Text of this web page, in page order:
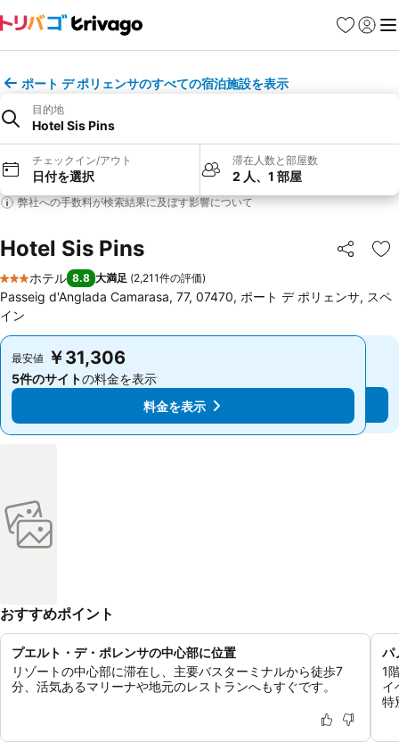
お気に入り
ログイ
メ
ポート デ ポリェンサのすべての宿泊施設を表示
目的地
Hotel Sis Pins
チェックイン/アウト
日付を選択
滞在人数と部屋数
2 人、1 部屋
弊社への手数料が検索結果に及ぼす影響について
Hotel Sis Pins シェア
お
3 ホテルのランク
ホテル 8.8 大満足 (2,211件の評価)
Passeig d'Anglada Camarasa, 77, 07470, ポート デ ポリェンサ, スペ
イン
最安値 ￥31,306
5件のサイトの料金を表示
料金を表示
最安値 ￥31,306
5件のサイトの料金を表示
料金を表示
おすすめポイント
プエルト・デ・ポレンサの中心部に位置
リゾートの中心部に滞在し、主要バスターミナルから徒歩7
分、活気あるマリーナや地元のレストランへもすぐです。
パ
1
イ
特